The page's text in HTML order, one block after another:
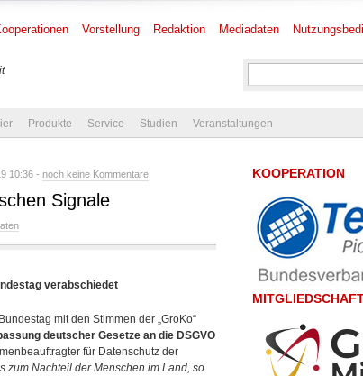
Vorstellung Redaktion Mediadaten
Produkte Service Studien Veranstaltungen
10:36 - noch keine Kommentare
Signale
verabschiedet
mit den Stimmen der „GroKo“
deutscher Gesetze an die DSGVO
für Datenschutz der
zum Nachteil der Menschen im Land, so
KOOPERATION